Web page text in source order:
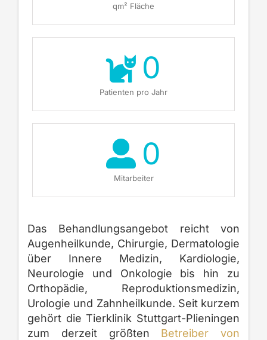
qm² Fläche
0
Patienten pro Jahr
0
Mitarbeiter
Das Behandlungsangebot reicht von
Augenheilkunde, Chirurgie, Dermatologie
über Innere Medizin, Kardiologie,
Neurologie und Onkologie bis hin zu
Orthopädie, Reproduktionsmedizin,
Urologie und Zahnheilkunde. Seit kurzem
gehört die Tierklinik Stuttgart-Plieningen
zum derzeit größten Betreiber von